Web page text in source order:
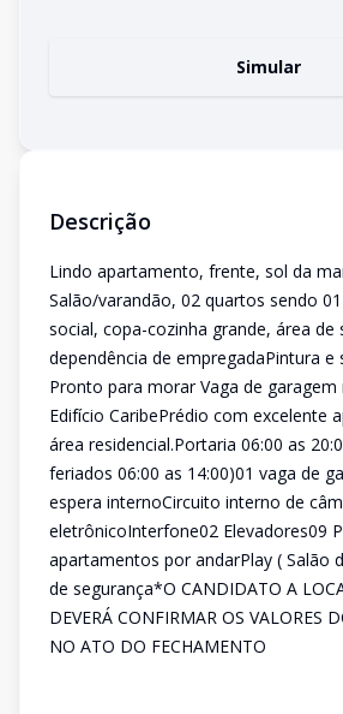
Simular
Descrição
Lindo apartamento, frente, sol da
Salão/varandão, 02 quartos sendo
social, copa-cozinha grande, área de
dependência de empregadaPintura e
Pronto para morar Vaga de garagem
Edifício CaribePrédio com excelente
área residencial.Portaria 06:00 as
feriados 06:00 as 14:00)01 vaga de
espera internoCircuito interno de
eletrônicoInterfone02 Elevadores09
apartamentos por andarPlay ( Salão
de segurança*O CANDIDATO A
DEVERÁ CONFIRMAR OS VALORES
NO ATO DO FECHAMENTO